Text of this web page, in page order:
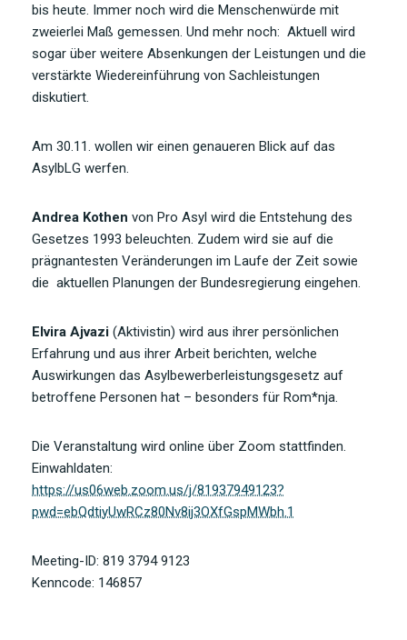
bis heute. Immer noch wird die Menschenwürde mit
zweierlei Maß gemessen. Und mehr noch: Aktuell wird
sogar über weitere Absenkungen der Leistungen und die
verstärkte Wiedereinführung von Sachleistungen
diskutiert.
Am 30.11. wollen wir einen genaueren Blick auf das
AsylbLG werfen.
Andrea Kothen von Pro Asyl wird die Entstehung des
Gesetzes 1993 beleuchten. Zudem wird sie auf die
prägnantesten Veränderungen im Laufe der Zeit sowie
die aktuellen Planungen der Bundesregierung eingehen.
Elvira Ajvazi (Aktivistin) wird aus ihrer persönlichen
Erfahrung und aus ihrer Arbeit berichten, welche
Auswirkungen das Asylbewerberleistungsgesetz auf
betroffene Personen hat – besonders für Rom*nja.
Die Veranstaltung wird online über Zoom stattfinden.
Einwahldaten:
https://us06web.zoom.us/j/81937949123?
pwd=ebQdtiyUwRCz80Nv8ij3OXfGspMWbh.1
Meeting-ID: 819 3794 9123
Kenncode: 146857